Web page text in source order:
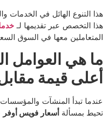
هذا التنوع الهائل في الخدمات
هذا التخصص عبر تقديمها لـ
المتعاملين معها في السوق
ما هي العوامل
أعلى قيمة
عندما تبدأ المنشآت والمؤسسات
تحيط بمسألةأسعار فويس أوفر